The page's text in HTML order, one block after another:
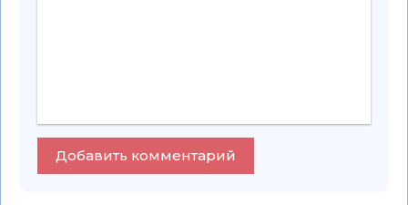
Добавить комментарий